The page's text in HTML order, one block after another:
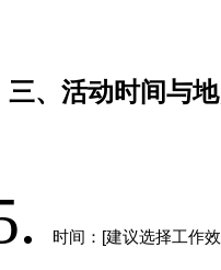
三、活动时间与
时间： [建议选择工作